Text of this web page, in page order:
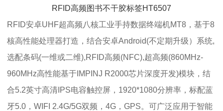
RFID高频图书不干胶标签HT6507
RFID安卓UHF超高频八核工业手持数据终端机MT8，基于8
核高性能处理器打造，结合安卓Android(不定期升级）系统,
选配条码(一维或二维),RFID高频(NFC),超高频(860MHz-
960MHz高性能基于IMPINJ R2000芯片深度开发)模块，结
合5.2英寸高清IPS电容触控屏，1920*1080分辨率，标配蓝
牙5.0，WIFI 2.4G/5G双频，4G，GPS。可广泛应用于智能